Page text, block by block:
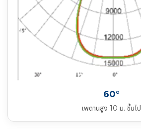
60°
เพดานสูง 10 ม. ขึ้นไป